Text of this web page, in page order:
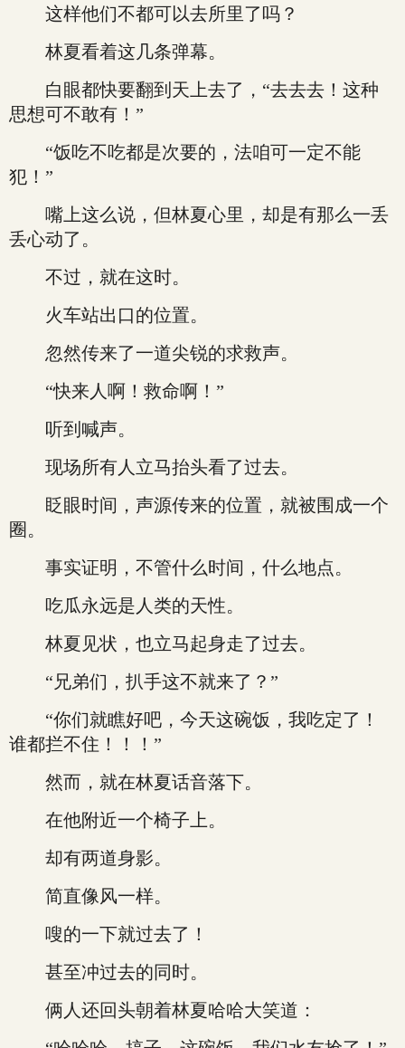
这样他们不都可以去所里了吗？
林夏看着这几条弹幕。
白眼都快要翻到天上去了，“去去去！这种
思想可不敢有！”
“饭吃不吃都是次要的，法咱可一定不能
犯！”
嘴上这么说，但林夏心里，却是有那么一丢
丢心动了。
不过，就在这时。
火车站出口的位置。
忽然传来了一道尖锐的求救声。
“快来人啊！救命啊！”
听到喊声。
现场所有人立马抬头看了过去。
眨眼时间，声源传来的位置，就被围成一个
圈。
事实证明，不管什么时间，什么地点。
吃瓜永远是人类的天性。
林夏见状，也立马起身走了过去。
“兄弟们，扒手这不就来了？”
“你们就瞧好吧，今天这碗饭，我吃定了！
谁都拦不住！！！”
然而，就在林夏话音落下。
在他附近一个椅子上。
却有两道身影。
简直像风一样。
嗖的一下就过去了！
甚至冲过去的同时。
俩人还回头朝着林夏哈哈大笑道：